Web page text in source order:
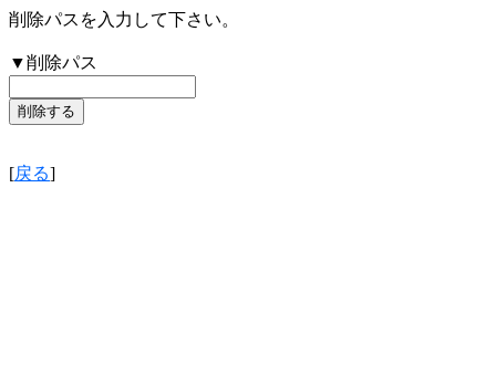
削除パスを入力して下さい。
▼削除パス
[戻る]